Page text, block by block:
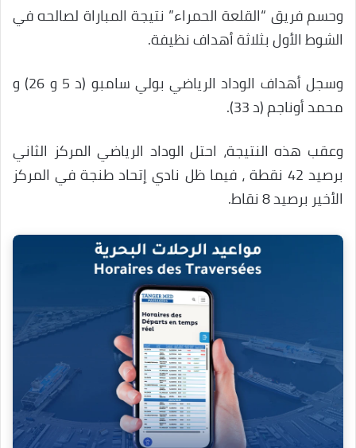
وحسم فريق “القلعة الحمراء” نتيجة المباراة لصالحه في
الشوط الأول بثلاثة أهداف نظيفة.
وسجل أهداف الوداد الرياضي بولي سامبو (د 5 و 26) و
محمد أوناجم (د 33).
وعقب هذه النتيجة، احتل الوداد الرياضي المركز الثاني
برصيد 42 نقطة ، فيما ظل نادي إتحاد طنجة في المركز
الأخير برصيد 8 نقاط.